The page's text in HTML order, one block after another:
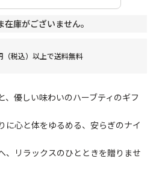
在庫がございません。
（税込）以上で送料無料
、優しい味わいのハーブティのギフ
に心と体をゆるめる、安らぎのナイ
、リラックスのひとときを贈りませ